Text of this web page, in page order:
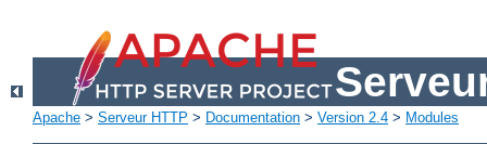
Apache > Serveur HTTP > Documentation > Version 2.4 > Modules